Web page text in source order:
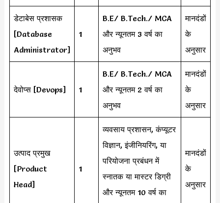
डेटाबेस प्रशासक
[Database
Administrator]
1
B.E/ B.Tech./ MCA
और न्यूनतम 3 वर्ष का
अनुभव
मानदंडों
के
अनुसार
देवोप्स [Devops] 1
B.E/ B.Tech./ MCA
और न्यूनतम 2 वर्ष का
अनुभव
मानदंडों
के
अनुसार
उत्पाद प्रमुख
[Product
Head]
1
व्यवसाय प्रशासन, कंप्यूटर
विज्ञान, इंजीनियरिंग, या
परियोजना प्रबंधन में
स्नातक या मास्टर डिग्री
और न्यूनतम 10 वर्ष का
मानदंडों
के
अनुसार